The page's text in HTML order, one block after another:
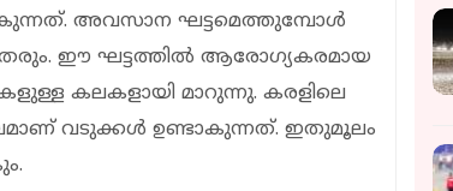
അവസാന ഘട്ടമെത്തുമ്പോള്‍
ഈ ഘട്ടത്തില്‍ ആരോഗ്യകരമായ
കലകളായി മാറുന്നു. കരളിലെ
മൂലമാണ് വടുക്കള്‍ ഉണ്ടാകുന്നത്. ഇതുമൂലം